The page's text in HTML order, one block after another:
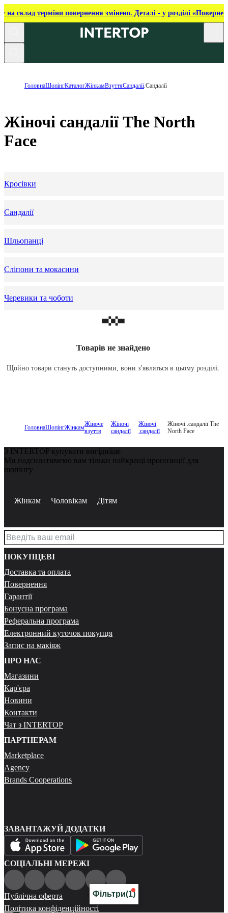
на склад терміни повернення змінено. Деталі - у розділі
ГоловнаШопінгКаталогЖінкамВзуттяСандалії.Сандалії
Жіночі сандалії The North
Face
Кросівки
Сандалії
Шльопанці
Сліпони та мокасини
Черевики та чоботи
Товарів не знайдено
Щойно товари стануть доступними, вони з'являться в цьому розділі.
ГоловнаШопінгЖінкамЖіноче
взуття
Жіночі
сандалії
Жіночі
.сандалії
Жіночі .сандалії The
North Face
Фільтри(1)
З INTERTOP купувати вигідніше
Ми надсилатимемо вам тільки найкращі пропозиції для
шопінгу
Жінкам Чоловікам Дітям
ПОКУПЦЕВІ
Доставка та оплата
Повернення
Гарантії
Бонусна програма
Реферальна програма
Електронний куточок покупця
Запис на макіяж
ПРО НАС
Магазини
Кар'єра
Новини
Контакти
Чат з INTERTOP
ПАРТНЕРАМ
Marketplace
Agency
Brands Cooperations
ЗАВАНТАЖУЙ ДОДАТКИ
СОЦІАЛЬНІ МЕРЕЖІ
Публічна оферта
Політика конфіденційності